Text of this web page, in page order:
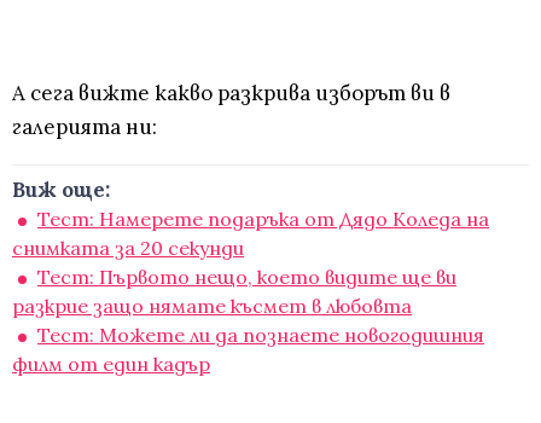
А сега вижте какво разкрива изборът ви в
галерията ни:
Виж още:
Тест: Намерете подаръка от Дядо Коледа на
снимката за 20 секунди
Тест: Първото нещо, което видите ще ви
разкрие защо нямате късмет в любовта
Тест: Mожете ли да познаете новогодишния
филм от един кадър